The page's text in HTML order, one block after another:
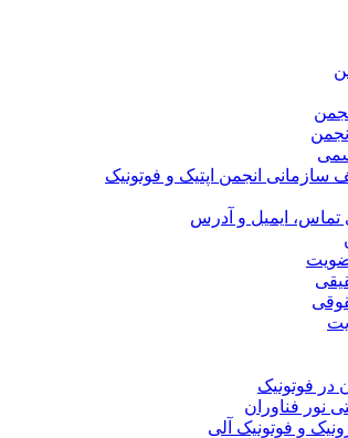
انجمن اپتیک و فوتونیک
تماس، ایمیل و آدرس
در فوتونیک
نور فناوران
و فوتونیک آلی